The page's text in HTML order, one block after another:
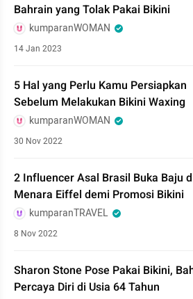
Bahrain yang Tolak Pakai Bikini
kumparanWOMAN
14 Jan 2023
5 Hal yang Perlu Kamu Persiapkan
Sebelum Melakukan Bikini Waxing
kumparanWOMAN
30 Nov 2022
2 Influencer Asal Brasil Buka Baju
Menara Eiffel demi Promosi Bikini
kumparanTRAVEL
8 Nov 2022
Sharon Stone Pose Pakai Bikini,
Percaya Diri di Usia 64 Tahun